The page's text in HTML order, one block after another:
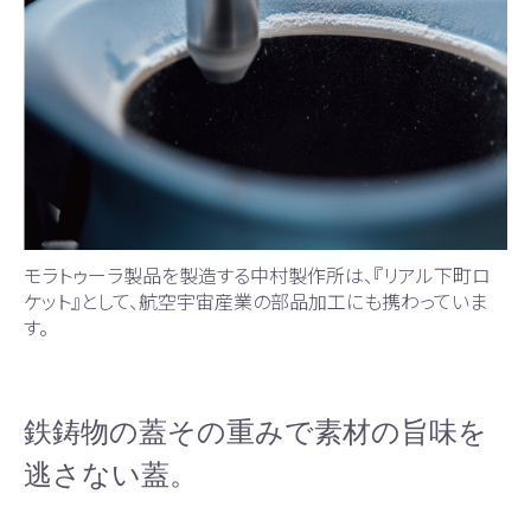
モラトゥーラ製品を製造する中村製作所は、『リアル下町ロ
ケット』として、航空宇宙産業の部品加工にも携わっていま
す。
鉄鋳物の蓋その重みで素材の旨味を
逃さない蓋。